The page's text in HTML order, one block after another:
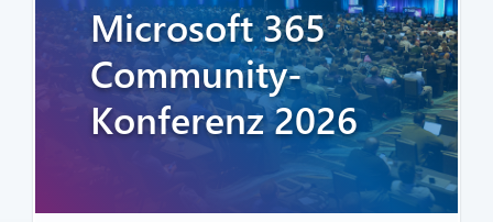
Microsoft 365
Community-
Konferenz 2026